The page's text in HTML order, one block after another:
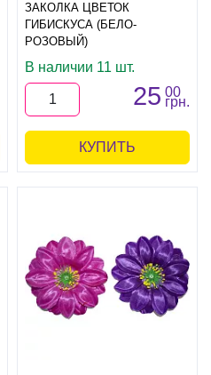
ЗАКОЛКА ЦВЕТОК
ГИБИСКУСА (БЕЛО-
РОЗОВЫЙ)
В наличии 11 шт.
25 00
грн.
КУПИТЬ